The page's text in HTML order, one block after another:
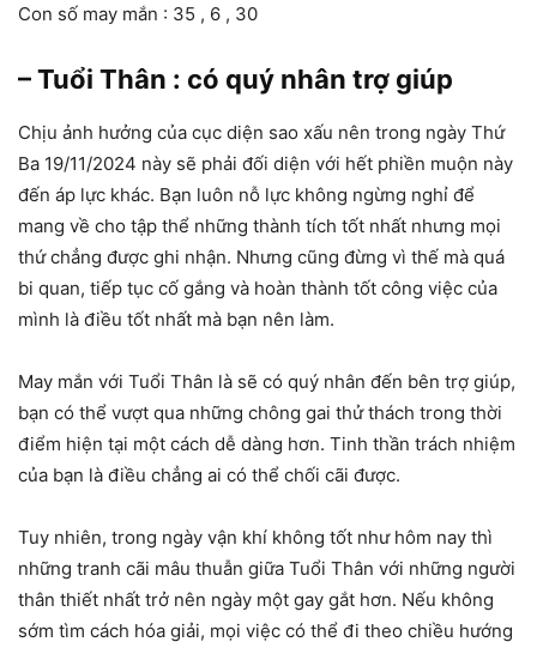
Con số may mắn : 35 , 6 , 30
– Tuổi Thân : có quý nhân trợ giúp
Chịu ảnh hưởng của cục diện sao xấu nên trong ngày Thứ
Ba 19/11/2024 này sẽ phải đối diện với hết phiền muộn này
đến áp lực khác. Bạn luôn nỗ lực không ngừng nghỉ để
mang về cho tập thể những thành tích tốt nhất nhưng mọi
thứ chẳng được ghi nhận. Nhưng cũng đừng vì thế mà quá
bi quan, tiếp tục cố gắng và hoàn thành tốt công việc của
mình là điều tốt nhất mà bạn nên làm.
May mắn với Tuổi Thân là sẽ có quý nhân đến bên trợ giúp,
bạn có thể vượt qua những chông gai thử thách trong thời
điểm hiện tại một cách dễ dàng hơn. Tinh thần trách nhiệm
của bạn là điều chẳng ai có thể chối cãi được.
Tuy nhiên, trong ngày vận khí không tốt như hôm nay thì
những tranh cãi mâu thuẫn giữa Tuổi Thân với những người
thân thiết nhất trở nên ngày một gay gắt hơn. Nếu không
sớm tìm cách hóa giải, mọi việc có thể đi theo chiều hướng